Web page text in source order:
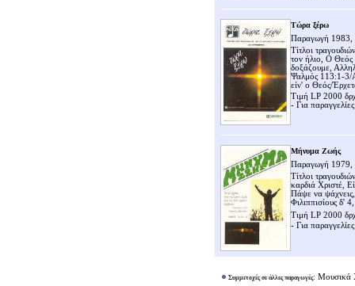
Τώρα ξέρω
Παραγωγή 1983,
Τίτλοι
τον ήλιο, Ο
δοξάζουμε,
Ψαλμός 113:1-3/
είν' ο Θεός/
Τιμή LP 2000
- Για
Μήνυμα Ζωής
Παραγωγή 1979,
Τίτλοι
καρδιά Χριστέ,
Πάψε να
Φιλιππισίους δ'
Τιμή LP 2000
- Για
Συμμετοχές σε άλλες παραγωγές: Μουσικά